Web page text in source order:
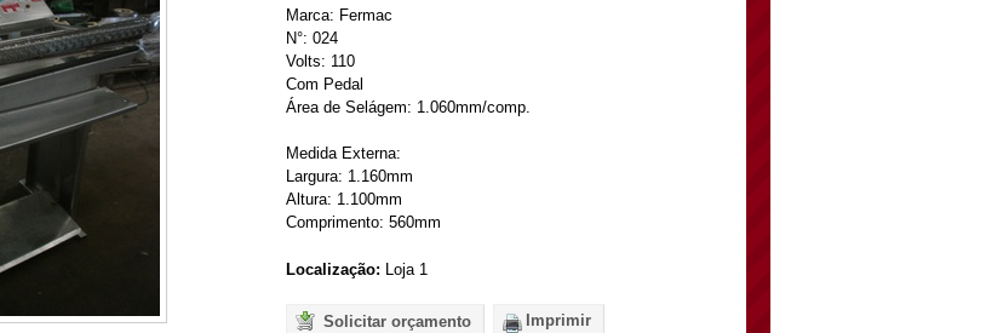
Marca: Fermac
N°: 024
Volts: 110
Com Pedal
Área de Selágem: 1.060mm/comp.
Medida Externa:
Largura: 1.160mm
Altura: 1.100mm
Comprimento: 560mm
Localização: Loja 1
Solicitar orçamento Imprimir